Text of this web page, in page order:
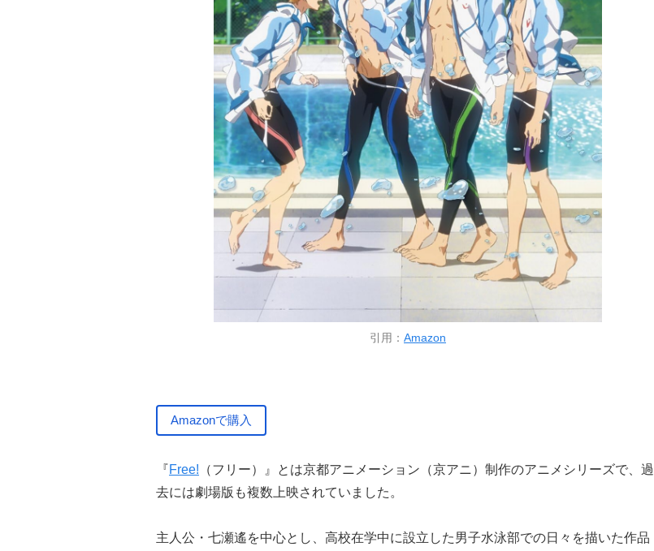
引用： Amazon
Amazonで購入
『Free! （フリー）』とは京都アニメーション（京アニ）制作のアニメシリーズで、過
去には劇場版も複数上映されていました。
主人公・七瀬遙を中心とし、高校在学中に設立した男子水泳部での日々を描いた作品